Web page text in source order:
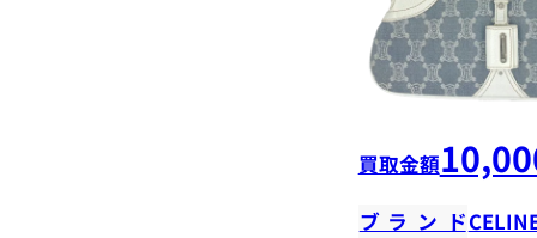
買取金額
ブランド